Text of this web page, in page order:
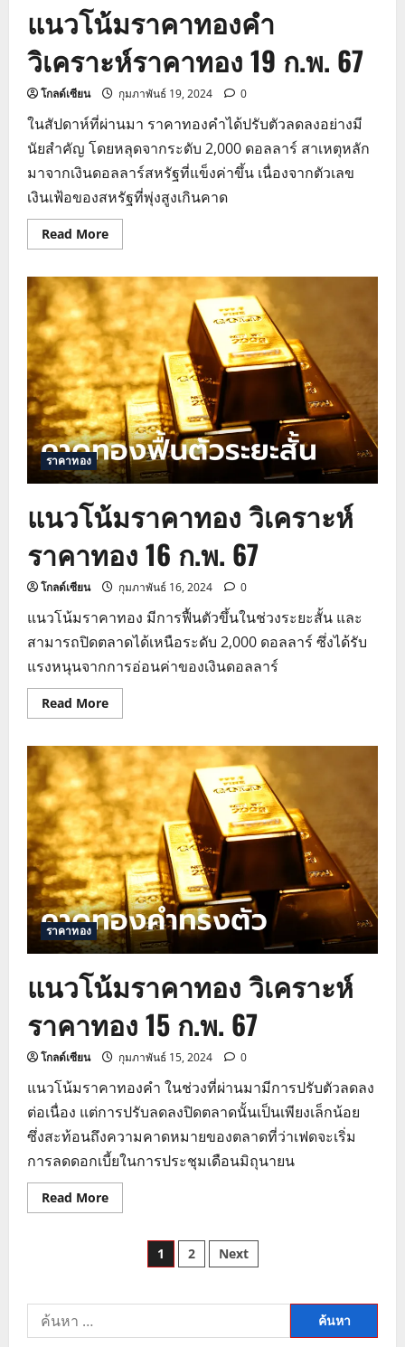
แนวโน้มราคาทองคำ
วิเคราะห์ราคาทอง 19 ก.พ. 67
โกลด์เซียน กุมภาพันธ์ 19, 2024 0
ในสัปดาห์ที่ผ่านมา ราคาทองคำได้ปรับตัวลดลงอย่างมี
นัยสำคัญ โดยหลุดจากระดับ 2,000 ดอลลาร์ สาเหตุหลัก
มาจากเงินดอลลาร์สหรัฐที่แข็งค่าขึ้น เนื่องจากตัวเลข
เงินเฟ้อของสหรัฐที่พุ่งสูงเกินคาด
Read MoreRead
more
โน้ม
ราคา
ทองคำ
วิเคราะห์
ราคา
ทอง
19
ก.พ.
67
ราคาทอง
แนวโน้มราคาทอง วิเคราะห์
ราคาทอง 16 ก.พ. 67
โกลด์เซียน กุมภาพันธ์ 16, 2024 0
แนวโน้มราคาทอง มีการฟื้นตัวขึ้นในช่วงระยะสั้น และ
สามารถปิดตลาดได้เหนือระดับ 2,000 ดอลลาร์ ซึ่งได้รับ
แรงหนุนจากการอ่อนค่าของเงินดอลลาร์
Read MoreRead
more
โน้ม
ราคา
ทอง
วิเคราะห์
ราคา
ทอง
16
ก.พ.
67
ราคาทอง
แนวโน้มราคาทอง วิเคราะห์
ราคาทอง 15 ก.พ. 67
โกลด์เซียน กุมภาพันธ์ 15, 2024 0
แนวโน้มราคาทองคำ ในช่วงที่ผ่านมามีการปรับตัวลดลง
ต่อเนื่อง แต่การปรับลดลงปิดตลาดนั้นเป็นเพียงเล็กน้อย
ซึ่งสะท้อนถึงความคาดหมายของตลาดที่ว่าเฟดจะเริ่ม
การลดดอกเบี้ยในการประชุมเดือนมิถุนายน
Read MoreRead
more
ทอง
ก.พ.
Posts
pagination
1 2 Next
ค้นหา
สำหรับ: